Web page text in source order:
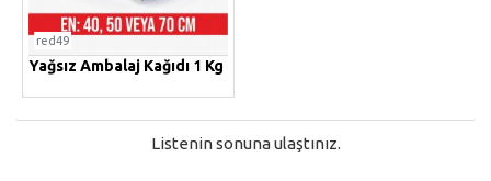
red49
Yağsız Ambalaj Kağıdı 1 Kg
Listenin sonuna ulaştınız.